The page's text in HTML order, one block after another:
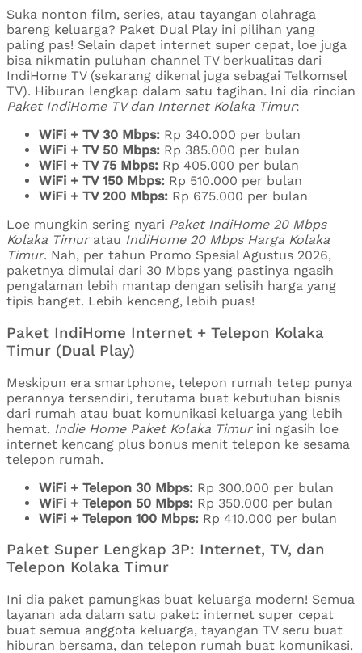
Suka nonton film, series, atau tayangan olahraga
bareng keluarga? Paket Dual Play ini pilihan yang
paling pas! Selain dapet internet super cepat, loe juga
bisa nikmatin puluhan channel TV berkualitas dari
IndiHome TV (sekarang dikenal juga sebagai Telkomsel
TV). Hiburan lengkap dalam satu tagihan. Ini dia rincian
Paket IndiHome TV dan Internet Kolaka Timur:
WiFi + TV 30 Mbps: Rp 340.000 per bulan
WiFi + TV 50 Mbps: Rp 385.000 per bulan
WiFi + TV 75 Mbps: Rp 405.000 per bulan
WiFi + TV 150 Mbps: Rp 510.000 per bulan
WiFi + TV 200 Mbps: Rp 675.000 per bulan
Loe mungkin sering nyari Paket IndiHome 20 Mbps
Kolaka Timuratau IndiHome 20 Mbps Harga Kolaka
Timur. Nah, per tahun Promo Spesial Agustus 2026,
paketnya dimulai dari 30 Mbps yang pastinya ngasih
pengalaman lebih mantap dengan selisih harga yang
tipis banget. Lebih kenceng, lebih puas!
Paket IndiHome Internet + Telepon Kolaka
Timur (Dual Play)
Meskipun era smartphone, telepon rumah tetep punya
perannya tersendiri, terutama buat kebutuhan bisnis
dari rumah atau buat komunikasi keluarga yang lebih
hemat. Indie Home Paket Kolaka Timurini ngasih loe
internet kencang plus bonus menit telepon ke sesama
telepon rumah.
WiFi + Telepon 30 Mbps: Rp 300.000 per bulan
WiFi + Telepon 50 Mbps: Rp 350.000 per bulan
WiFi + Telepon 100 Mbps: Rp 410.000 per bulan
Paket Super Lengkap 3P: Internet, TV, dan
Telepon Kolaka Timur
Ini dia paket pamungkas buat keluarga modern! Semua
layanan ada dalam satu paket: internet super cepat
buat semua anggota keluarga, tayangan TV seru buat
hiburan bersama, dan telepon rumah buat komunikasi.